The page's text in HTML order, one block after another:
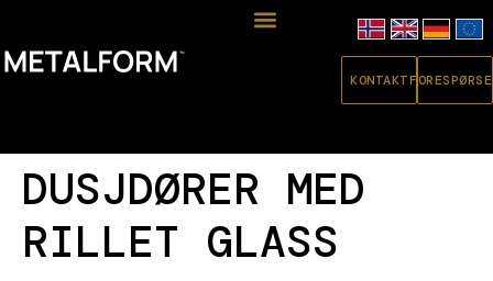
KONTAKT
DUSJDØRER MED
RILLET GLASS